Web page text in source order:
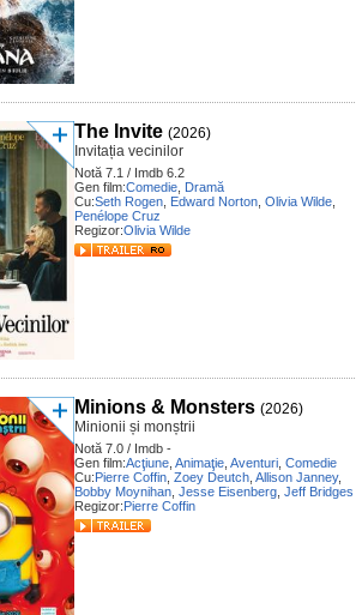
The Invite (2026)
Invitația vecinilor
Notă 7.1 / Imdb 6.2
Gen film:Comedie Dramă
Cu:Seth Rogen Edward Norton Olivia Wilde
Penélope Cruz
Regizor:Olivia Wilde
Minions & Monsters (2026)
Minionii și monștrii
Notă 7.0 / Imdb -
Gen film:Acţiune Animaţie Aventuri Comedie
Cu:Pierre Coffin Zoey Deutch Allison Janney,
Bobby Moynihan Jesse Eisenberg Jeff Bridges
Regizor:Pierre Coffin